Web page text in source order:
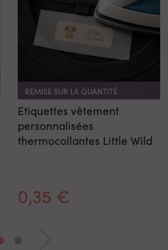
REMISE SUR LA QUANTITÉ
Etiquettes vêtement
personnalisées
thermocollantes Little Wild
0,35 €